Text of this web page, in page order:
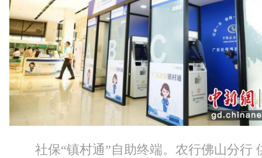
社保“镇村通”自助终端。农行佛山分行